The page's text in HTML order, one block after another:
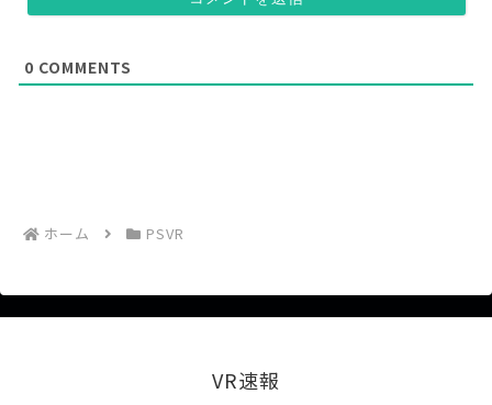
0 COMMENTS
ホーム PSVR
VR速報